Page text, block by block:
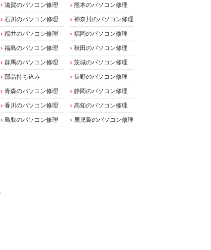
滋賀のパソコン修理
熊本のパソコン修理
石川のパソコン修理
神奈川のパソコン修理
福井のパソコン修理
福岡のパソコン修理
福島のパソコン修理
秋田のパソコン修理
群馬のパソコン修理
茨城のパソコン修理
部品持ち込み
長野のパソコン修理
青森のパソコン修理
静岡のパソコン修理
香川のパソコン修理
高知のパソコン修理
鳥取のパソコン修理
鹿児島のパソコン修理